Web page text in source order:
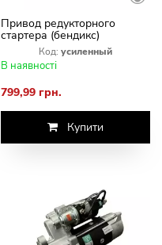
Привод редукторного
стартера (бендикс)
підсилень (МТЗ,
ПЮМЗ.Т-40,Т-25)
Код: усиленный
В наявності
799,99 грн.
Купити